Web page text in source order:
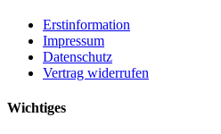
Erstinformation
Impressum
Datenschutz
Vertrag widerrufen
Wichtiges